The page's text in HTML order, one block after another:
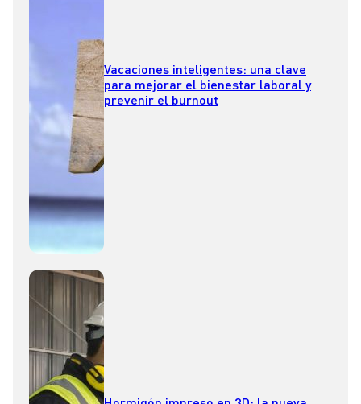
Vacaciones inteligentes: una clave
para mejorar el bienestar laboral y
prevenir el burnout